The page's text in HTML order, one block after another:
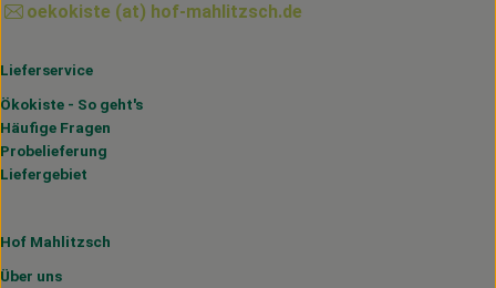
oekokiste (at) hof-mahlitzsch.de
Lieferservice
Ökokiste - So geht's
Häufige Fragen
Probelieferung
Liefergebiet
Hof Mahlitzsch
Über uns